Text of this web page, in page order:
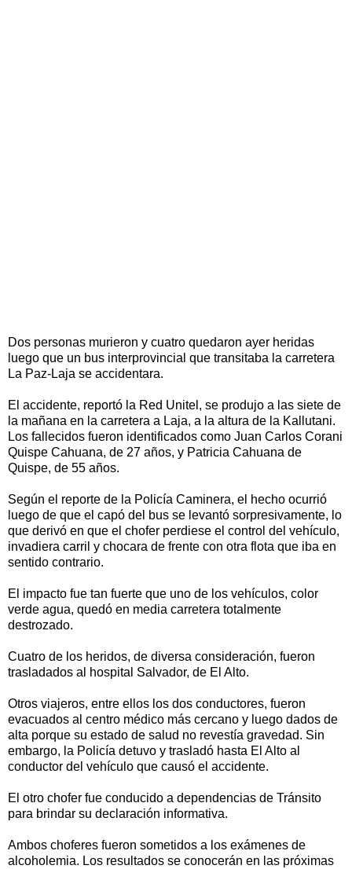
Dos personas murieron y cuatro quedaron ayer heridas
luego que un bus interprovincial que transitaba la carretera
La Paz-Laja se accidentara.
El accidente, reportó la Red Unitel, se produjo a las siete de
la mañana en la carretera a Laja, a la altura de la Kallutani.
Los fallecidos fueron identificados como Juan Carlos Corani
Quispe Cahuana, de 27 años, y Patricia Cahuana de
Quispe, de 55 años.
Según el reporte de la Policía Caminera, el hecho ocurrió
luego de que el capó del bus se levantó sorpresivamente, lo
que derivó en que el chofer perdiese el control del vehículo,
invadiera carril y chocara de frente con otra flota que iba en
sentido contrario.
El impacto fue tan fuerte que uno de los vehículos, color
verde agua, quedó en media carretera totalmente
destrozado.
Cuatro de los heridos, de diversa consideración, fueron
trasladados al hospital Salvador, de El Alto.
Otros viajeros, entre ellos los dos conductores, fueron
evacuados al centro médico más cercano y luego dados de
alta porque su estado de salud no revestía gravedad. Sin
embargo, la Policía detuvo y trasladó hasta El Alto al
conductor del vehículo que causó el accidente.
El otro chofer fue conducido a dependencias de Tránsito
para brindar su declaración informativa.
Ambos choferes fueron sometidos a los exámenes de
alcoholemia. Los resultados se conocerán en las próximas